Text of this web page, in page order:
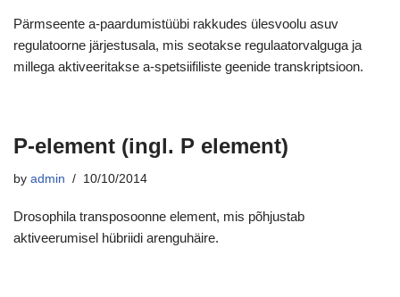
Pärmseente a-paardumistüübi rakkudes ülesvoolu asuv
regulatoorne järjestusala, mis seotakse regulaatorvalguga ja
millega aktiveeritakse a-spetsiifiliste geenide transkriptsioon.
P-element (ingl. P element)
by admin 10/10/2014
Drosophila transposoonne element, mis põhjustab
aktiveerumisel hübriidi arenguhäire.